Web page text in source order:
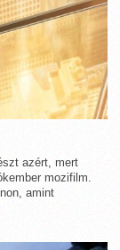
azért, mert
mozifilm.
amint